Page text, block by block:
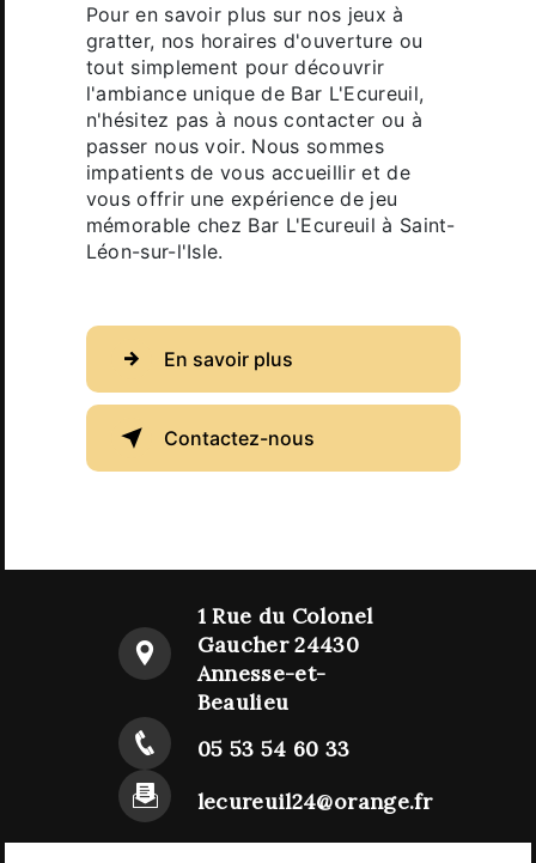
Pour en savoir plus sur nos jeux à
gratter, nos horaires d'ouverture ou
tout simplement pour découvrir
l'ambiance unique de Bar L'Ecureuil,
n'hésitez pas à nous contacter ou à
passer nous voir. Nous sommes
impatients de vous accueillir et de
vous offrir une expérience de jeu
mémorable chez Bar L'Ecureuil à Saint-
Léon-sur-l'Isle.
En savoir plus
Contactez-nous
1 Rue du Colonel
Gaucher 24430
Annesse-et-
Beaulieu
05 53 54 60 33
lecureuil24@orange.fr